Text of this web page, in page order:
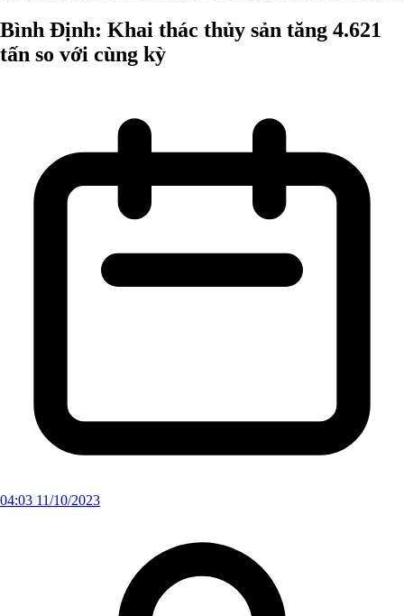
Bình Định: Khai thác thủy sản tăng 4.621
tấn so với cùng kỳ
04:03 11/10/2023